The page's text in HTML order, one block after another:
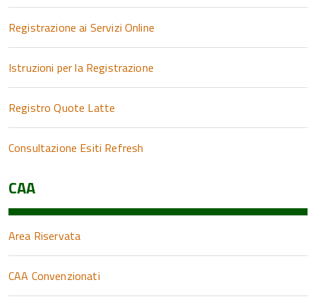
Registrazione ai Servizi Online
Istruzioni per la Registrazione
Registro Quote Latte
Consultazione Esiti Refresh
CAA
Area Riservata
CAA Convenzionati